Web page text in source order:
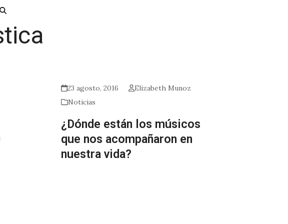
23 agosto, 2016
Elizabeth Munoz
Noticias
¿Dónde están los músicos
que nos acompañaron en
nuestra vida?